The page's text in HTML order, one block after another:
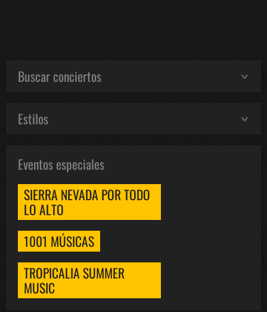
Buscar conciertos
Estilos
Eventos especiales
SIERRA NEVADA POR TODO
LO ALTO
1001 MÚSICAS
TROPICALIA SUMMER
MUSIC